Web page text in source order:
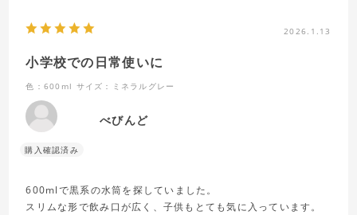
2026.1.13
小学校での日常使いに
色：600ml サイズ：ミネラルグレー
べびんど
600mlで黒系の水筒を探していました。
スリムな形で飲み口が広く、子供もとても気に入っています。